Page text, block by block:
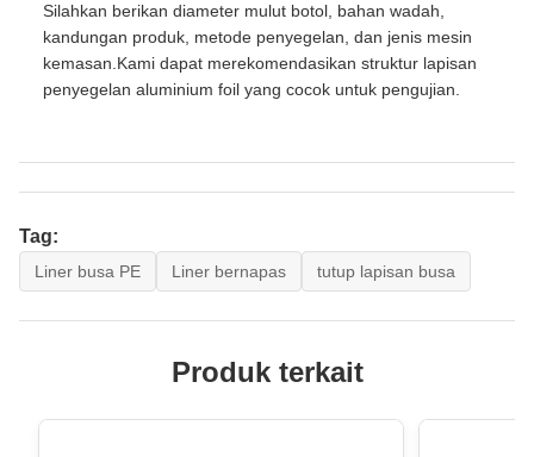
Silahkan berikan diameter mulut botol, bahan wadah,
kandungan produk, metode penyegelan, dan jenis mesin
kemasan.Kami dapat merekomendasikan struktur lapisan
penyegelan aluminium foil yang cocok untuk pengujian.
Tag:
Liner busa PE Liner bernapas tutup lapisan busa
Produk terkait